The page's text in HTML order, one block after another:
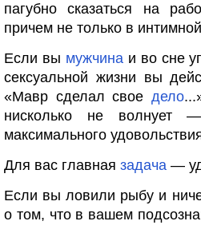
пагубно сказаться на
причем не только в
Если вы мужчинаи во сне
сексуальной жизни вы
«Мавр сделал своедело
нисколько не
максимального
Для вас главная задача —
Если вы ловили рыбу и
о том, что в вашем